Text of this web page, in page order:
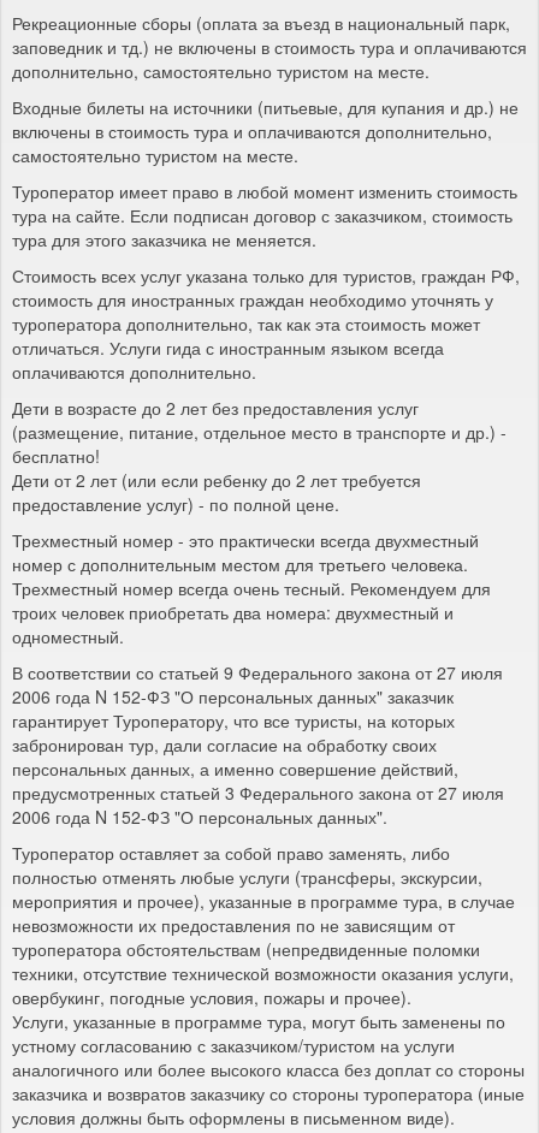
Рекреационные сборы (оплата за въезд в национальный парк,
заповедник и тд.) не включены в стоимость тура и оплачиваются
дополнительно, самостоятельно туристом на месте.
Входные билеты на источники (питьевые, для купания и др.) не
включены в стоимость тура и оплачиваются дополнительно,
самостоятельно туристом на месте.
Туроператор имеет право в любой момент изменить стоимость
тура на сайте. Если подписан договор с заказчиком, стоимость
тура для этого заказчика не меняется.
Стоимость всех услуг указана только для туристов, граждан РФ,
стоимость для иностранных граждан необходимо уточнять у
туроператора дополнительно, так как эта стоимость может
отличаться. Услуги гида с иностранным языком всегда
оплачиваются дополнительно.
Дети в возрасте до 2 лет без предоставления услуг
(размещение, питание, отдельное место в транспорте и др.) -
бесплатно!
Дети от 2 лет (или если ребенку до 2 лет требуется
предоставление услуг) - по полной цене.
Трехместный номер - это практически всегда двухместный
номер с дополнительным местом для третьего человека.
Трехместный номер всегда очень тесный. Рекомендуем для
троих человек приобретать два номера: двухместный и
одноместный.
В соответствии со статьей 9 Федерального закона от 27 июля
2006 года N 152-ФЗ "О персональных данных" заказчик
гарантирует Туроператору, что все туристы, на которых
забронирован тур, дали согласие на обработку своих
персональных данных, а именно совершение действий,
предусмотренных статьей 3 Федерального закона от 27 июля
2006 года N 152-ФЗ "О персональных данных".
Туроператор оставляет за собой право заменять, либо
полностью отменять любые услуги (трансферы, экскурсии,
мероприятия и прочее), указанные в программе тура, в случае
невозможности их предоставления по не зависящим от
туроператора обстоятельствам (непредвиденные поломки
техники, отсутствие технической возможности оказания услуги,
овербукинг, погодные условия, пожары и прочее).
Услуги, указанные в программе тура, могут быть заменены по
устному согласованию с заказчиком/туристом на услуги
аналогичного или более высокого класса без доплат со стороны
заказчика и возвратов заказчику со стороны туроператора (иные
условия должны быть оформлены в письменном виде).